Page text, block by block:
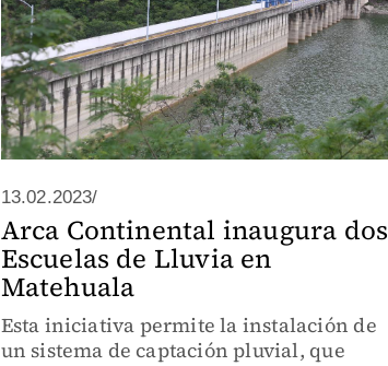
13.02.2023/
Arca Continental inaugura dos
Escuelas de Lluvia en
Matehuala
Esta iniciativa permite la instalación de
un sistema de captación pluvial, que